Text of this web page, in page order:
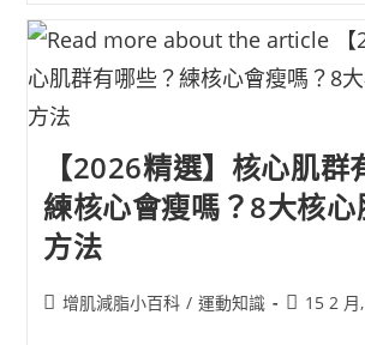
【2026精選】核心肌群
練核心會瘦嗎？8大核心
方法
增肌減脂小百科 / 運動知識 15 2 月